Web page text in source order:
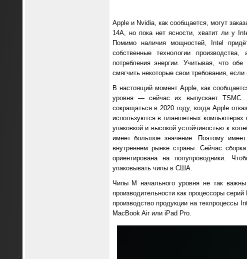
Apple и Nvidia, как сообщается, могут
14A, но пока нет ясности, хватит ли у
Помимо наличия мощностей, Intel
собственные технологии
потребления энергии. Учитывая, что
смягчить некоторые свои требования,
В настоящий момент Apple, как
уровня — сейчас их выпускает TSMC.
сокращаться в 2020 году, когда Apple
используются в планшетных
упаковкой и высокой устойчивостью к
имеет большое значение. Поэтому
внутреннем рынке страны. Сейчас
ориентирована на полупроводники.
упаковывать чипы в США.
Чипы M начального уровня не так
производительности как процессоры
производство продукции на техпроцессы
MacBook Air или iPad Pro.